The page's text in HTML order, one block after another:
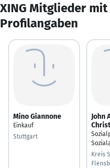
XING Mitglieder
Profilangaben
Mino Giannone
Einkauf
Stuttgart
John
Kreis